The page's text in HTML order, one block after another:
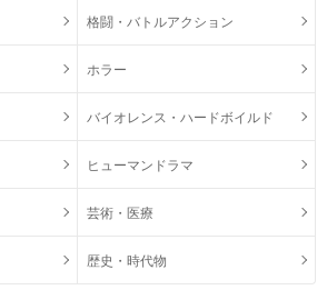
格闘・バトルアクション
ホラー
バイオレンス・ハードボイルド
ヒューマンドラマ
芸術・医療
歴史・時代物